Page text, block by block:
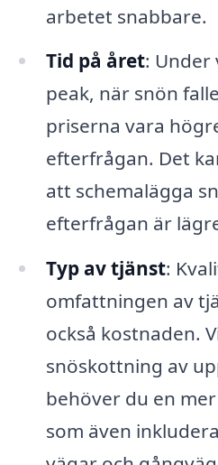
arbetet snabbare.
Tid på året: Under
peak, när snön
priserna vara
efterfrågan. Det
att schemalägga
efterfrågan är
Typ av tjänst:
omfattningen av
också kostnaden.
snöskottning av
behöver du en
som även